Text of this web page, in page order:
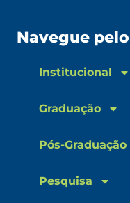
Navegue
Institucional
Graduação
Pós-Graduação
Pesquisa